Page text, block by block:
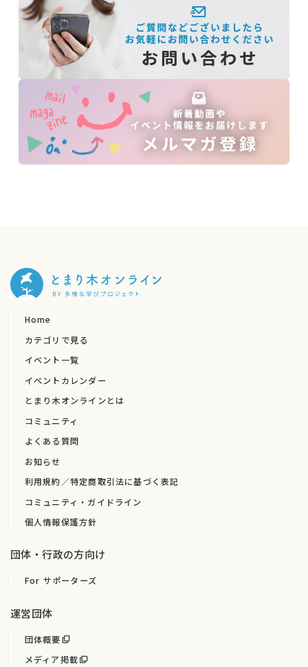
Home
カテゴリで見る
イベント一覧
イベントカレンダー
とまり木オンラインとは
コミュニティ
よくある質問
お知らせ
利用規約／特定商取引法に基づく表記
コミュニティ・ガイドライン
個人情報保護方針
団体・行政の方向け
For サポーターズ
運営団体
団体概要
メディア掲載